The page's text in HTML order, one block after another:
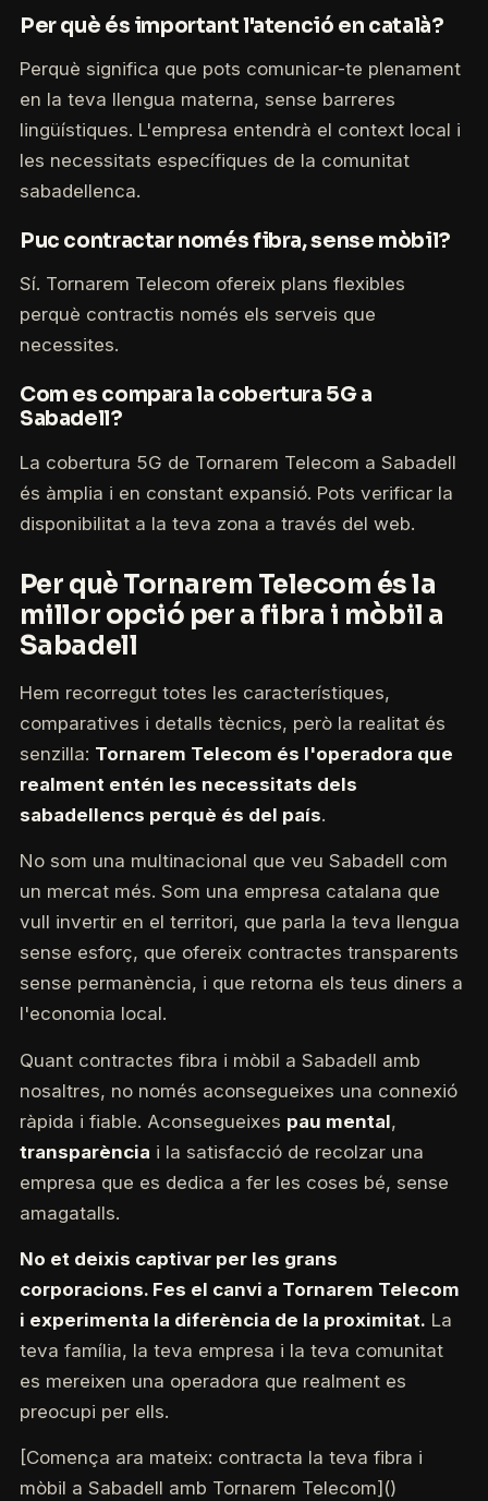
Per què és important l'atenció en català?
Perquè significa que pots comunicar-te plenament
en la teva llengua materna, sense barreres
lingüístiques. L'empresa entendrà el context local i
les necessitats específiques de la comunitat
sabadellenca.
Puc contractar només fibra, sense mòbil?
Sí. Tornarem Telecom ofereix plans flexibles
perquè contractis només els serveis que
necessites.
Com es compara la cobertura 5G a
Sabadell?
La cobertura 5G de Tornarem Telecom a Sabadell
és àmplia i en constant expansió. Pots verificar la
disponibilitat a la teva zona a través del web.
Per què Tornarem Telecom és la
millor opció per a fibra i mòbil a
Sabadell
Hem recorregut totes les característiques,
comparatives i detalls tècnics, però la realitat és
senzilla: Tornarem Telecom és l'operadora que
realment entén les necessitats dels
sabadellencs perquè és del país.
No som una multinacional que veu Sabadell com
un mercat més. Som una empresa catalana que
vull invertir en el territori, que parla la teva llengua
sense esforç, que ofereix contractes transparents
sense permanència, i que retorna els teus diners a
l'economia local.
Quant contractes fibra i mòbil a Sabadell amb
nosaltres, no només aconsegueixes una connexió
ràpida i fiable. Aconsegueixes pau mental,
transparència i la satisfacció de recolzar una
empresa que es dedica a fer les coses bé, sense
amagatalls.
No et deixis captivar per les grans
corporacions. Fes el canvi a Tornarem Telecom
i experimenta la diferència de la proximitat. La
teva família, la teva empresa i la teva comunitat
es mereixen una operadora que realment es
preocupi per ells.
[Comença ara mateix: contracta la teva fibra i
mòbil a Sabadell amb Tornarem Telecom]()